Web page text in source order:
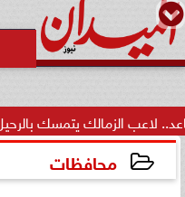
يتمسك بالرحيل ويُلوّح باللجوء...
محافظات